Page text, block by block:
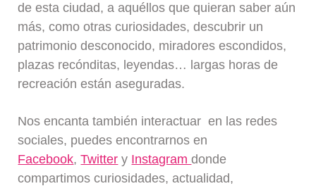
de esta ciudad, a aquéllos que quieran saber aún
más, como otras curiosidades, descubrir un
patrimonio desconocido, miradores escondidos,
plazas recónditas, leyendas… largas horas de
recreación están aseguradas.
Nos encanta también interactuar en las redes
sociales, puedes encontrarnos en
Facebook,Twitter y Instagramdonde
compartimos curiosidades, actualidad,